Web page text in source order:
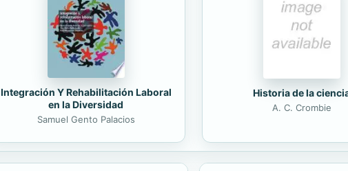
Integración Y Rehabilitación Laboral
en la Diversidad
Samuel Gento Palacios
Historia de la
A. C. Crombie